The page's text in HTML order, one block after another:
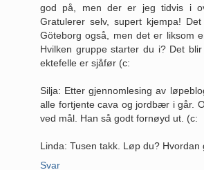
god på, men der er jeg tidvis i
Gratulerer selv, supert kjempa!
Göteborg også, men det er liksom
Hvilken gruppe starter du i? Det
ektefelle er sjåfør (c:
Silja: Etter gjennomlesing av
alle fortjente cava og jordbær i går.
ved mål. Han så godt fornøyd ut. (c:
Linda: Tusen takk. Løp du? Hvordan
Svar